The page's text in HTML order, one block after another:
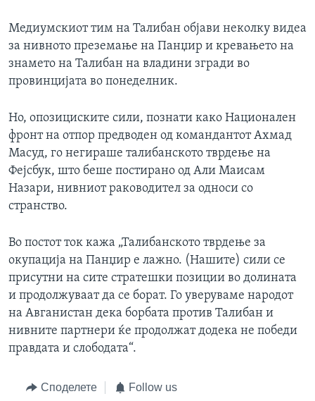
Медиумскиот тим на Талибан објави неколку видеа
за нивното преземање на Панџир и кревањето на
знамето на Талибан на владини згради во
провинцијата во понеделник.
Но, опозициските сили, познати како Национален
фронт на отпор предводен од командантот Ахмад
Масуд, го негираше талибанското тврдење на
Фејсбук, што беше постирано од Али Маисам
Назари, нивниот раководител за односи со
странство.
Во постот ток кажа „Талибанското тврдење за
окупација на Панџир е лажно. (Нашите) сили се
присутни на сите стратешки позиции во долината
и продолжуваат да се борат. Го уверуваме народот
на Авганистан дека борбата против Талибан и
нивните партнери ќе продолжат додека не победи
правдата и слободата“.
Споделете Follow us